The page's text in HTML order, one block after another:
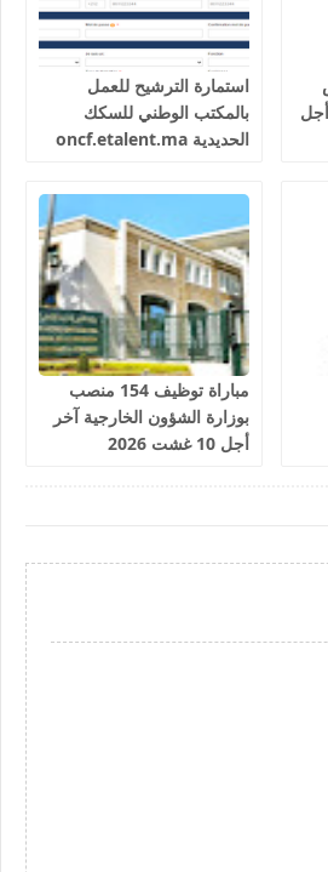
استمارة الترشيح للعمل
بالمكتب الوطني للسكك
الحديدية oncf.etalent.ma
مباراة توظيف 154 منصب
بوزارة الشؤون الخارجية آخر
أجل 10 غشت 2026